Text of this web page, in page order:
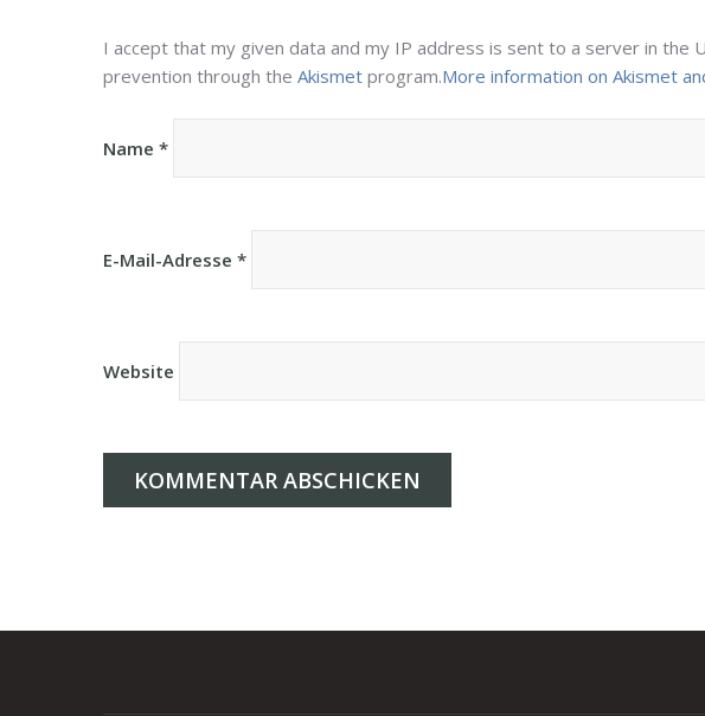
I accept that my given data and my IP address is sent to a server in the
prevention through the Akismet program.More information on Akismet
Name *
E-Mail-Adresse *
Website